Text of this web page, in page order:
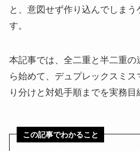
と、意図せず作り込んでしまう
す。
本記事では、全二重と半二重の
ら始めて、デュプレックスミス
り分けと対処手順までを実務目
この記事でわかること